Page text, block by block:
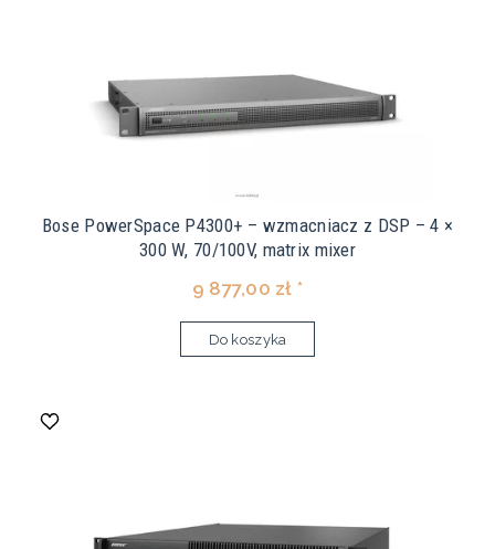
Bose PowerSpace P4300+ – wzmacniacz z DSP – 4 ×
300 W, 70/100V, matrix mixer
9 877,00 zł *
Do koszyka